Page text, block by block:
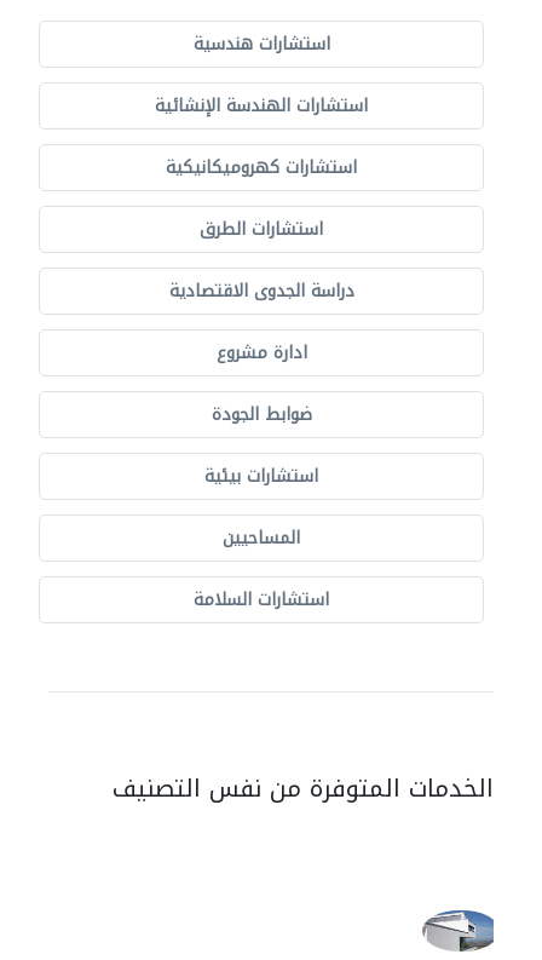
استشارات هندسية
استشارات الهندسة الإنشائية
استشارات كهروميكانيكية
استشارات الطرق
دراسة الجدوى الاقتصادية
ادارة مشروع
ضوابط الجودة
استشارات بيئية
المساحيين
استشارات السلامة
الخدمات المتوفرة من نفس التصنيف